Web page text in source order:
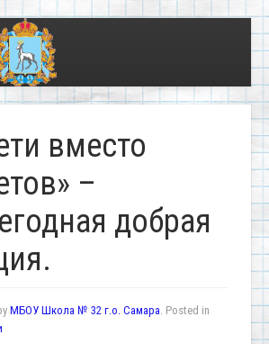
вместо
–
добрая
МБОУ Школа № 32 г.о. Самара. Posted in